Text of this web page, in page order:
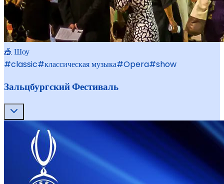
🎪 Шоу
#classic#классическая музыка#Opera#show
Зальцбургский Фестиваль